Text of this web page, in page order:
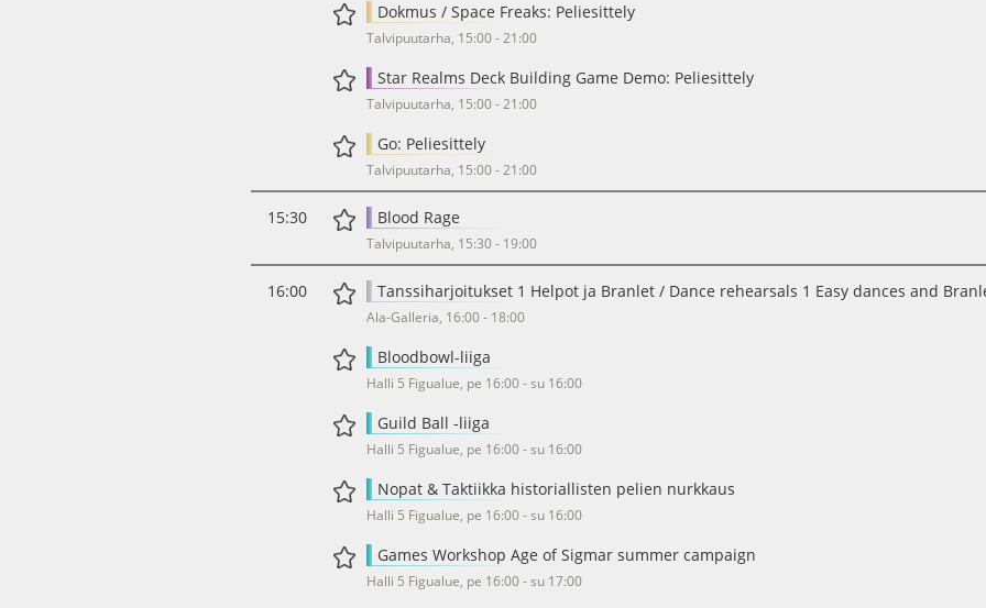
Dokmus / Space Freaks: Peliesittely
Talvipuutarha, 15:00 - 21:00
Star Realms Deck Building Game Demo: Peliesittely
Talvipuutarha, 15:00 - 21:00
Go: Peliesittely
Talvipuutarha, 15:00 - 21:00
15:30 Blood Rage
Talvipuutarha, 15:30 - 19:00
16:00 Tanssiharjoitukset 1 Helpot ja Branlet / Dance rehearsals 1 Easy dances and
Ala-Galleria, 16:00 - 18:00
Bloodbowl-liiga
Halli 5 Figualue, pe 16:00 - su 16:00
Guild Ball -liiga
Halli 5 Figualue, pe 16:00 - su 16:00
Nopat & Taktiikka historiallisten pelien nurkkaus
Halli 5 Figualue, pe 16:00 - su 16:00
Games Workshop Age of Sigmar summer campaign
Halli 5 Figualue, pe 16:00 - su 17:00